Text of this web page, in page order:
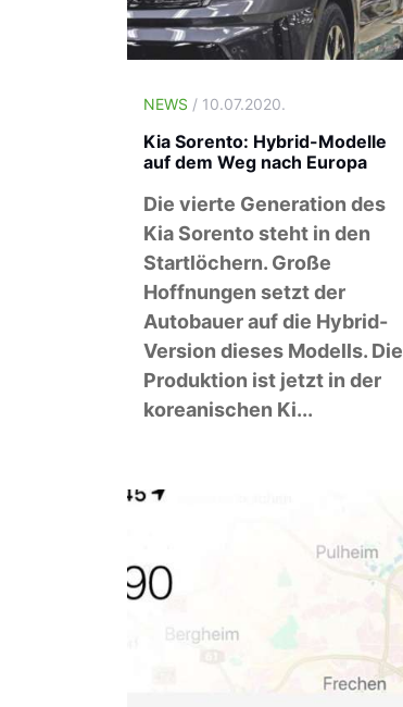
NEWS / 10.07.2020.
Kia Sorento: Hybrid-Modelle
auf dem Weg nach Europa
Die vierte Generation des
Kia Sorento steht in den
Startlöchern. Große
Hoffnungen setzt der
Autobauer auf die Hybrid-
Version dieses Modells. Die
Produktion ist jetzt in der
koreanischen Ki...